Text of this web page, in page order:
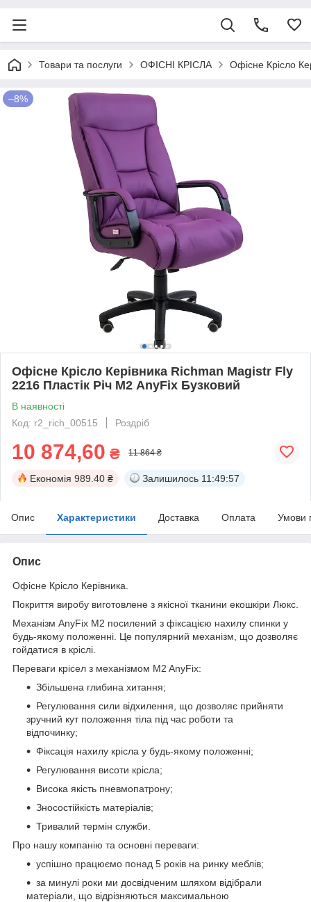
Товари та послуги ОФІСНІ КРІСЛА Офісне Крісло
–8%
Офісне Крісло Керівника Richman Magistr Fly
2216 Пластік Річ М2 AnyFix Бузковий
В наявності
Код: r2_rich_00515
Роздріб
10 874,60 ₴ 11 864 ₴
Економія 989.40 ₴ Залишилось 11:49:57
Опис Характеристики Доставка Оплата Умови
Опис
Офісне Крісло Керівника.
Покриття виробу виготовлене з якісної тканини екошкіри Люкс.
Механізм AnyFix М2 посилений з фіксацією нахилу спинки у
будь-якому положенні. Це популярний механізм, що дозволяє
гойдатися в кріслі.
Переваги крісел з механізмом M2 AnyFix:
Збільшена глибина хитання;
Регулювання сили відхилення, що дозволяє прийняти
зручний кут положення тіла під час роботи та
відпочинку;
Фіксація нахилу крісла у будь-якому положенні;
Регулювання висоти крісла;
Висока якість пневмопатрону;
Зносостійкість матеріалів;
Тривалий термін служби.
Про нашу компанію та основні переваги:
успішно працюємо понад 5 років на ринку меблів;
за минулі роки ми досвідченим шляхом відібрали
матеріали, що відрізняються максимальною